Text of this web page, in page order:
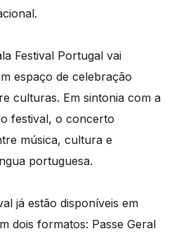
Festival Portugal vai
espaço de celebração
culturas. Em sintonia com a
festival, o concerto
música, cultura e
portuguesa.
já estão disponíveis em
dois formatos: Passe Geral